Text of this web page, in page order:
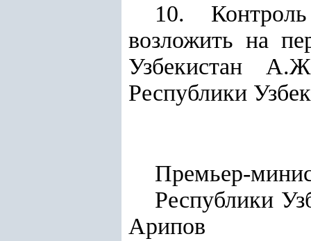
10.
возложить на
Узбекистан
Республики
Премьер-
Арипов